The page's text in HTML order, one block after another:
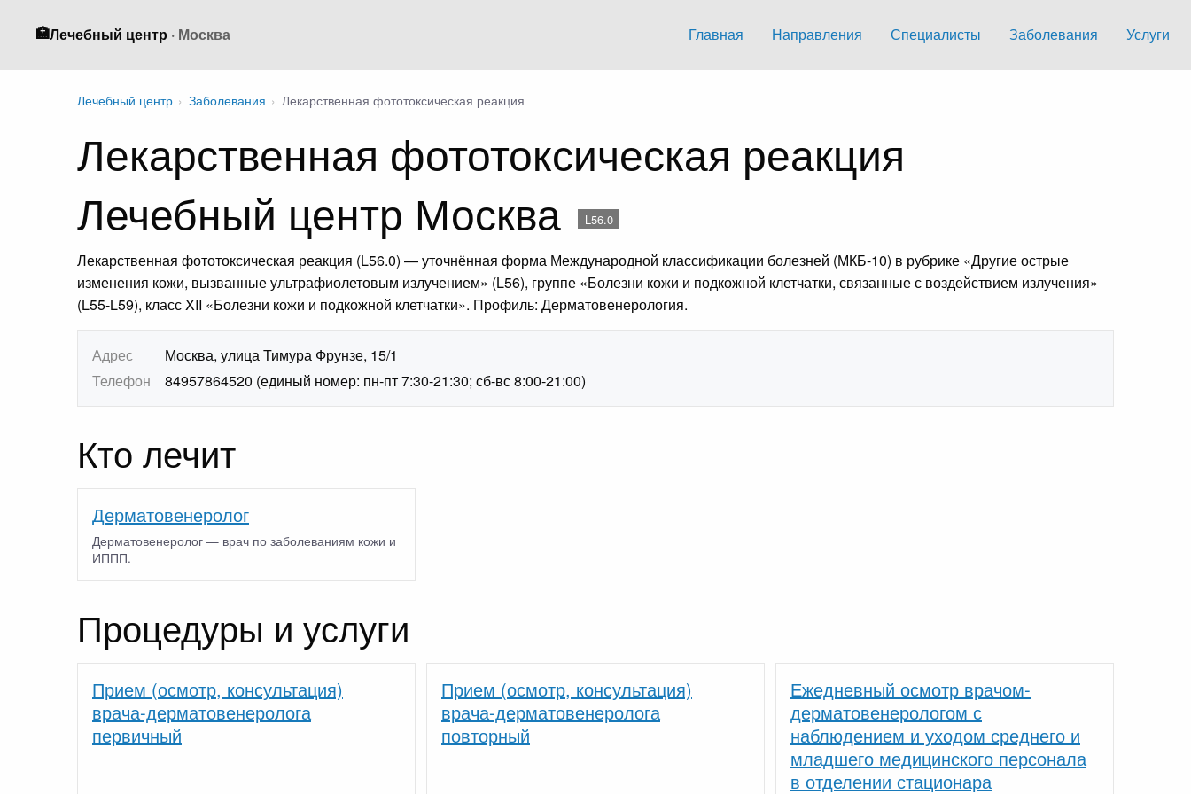
🏥Лечебный центр · Москва Главная Направления Специалисты Заболевания Услуги
Лечебный центр › Заболевания › Лекарственная фототоксическая реакция
Лекарственная фототоксическая реакция
Лечебный центр Москва
L56.0
Лекарственная фототоксическая реакция (L56.0) — уточнённая форма Международной классификации болезней (МКБ-10) в рубрике «Другие острые
изменения кожи, вызванные ультрафиолетовым излучением» (L56), группе «Болезни кожи и подкожной клетчатки, связанные с воздействием излучения»
(L55-L59), класс XII «Болезни кожи и подкожной клетчатки». Профиль: Дерматовенерология.
Адрес
Москва, улица Тимура Фрунзе, 15/1
Телефон
84957864520 (единый номер: пн-пт 7:30-21:30; сб-вс 8:00-21:00)
Кто лечит
Дерматовенеролог
Дерматовенеролог — врач по заболеваниям кожи и
ИППП.
Процедуры и услуги
Прием (осмотр, консультация)
врача-дерматовенеролога
первичный
Прием (осмотр, консультация)
врача-дерматовенеролога
повторный
Ежедневный осмотр врачом-
дерматовенерологом с
наблюдением и уходом среднего и
младшего медицинского персонала
в отделении стационара